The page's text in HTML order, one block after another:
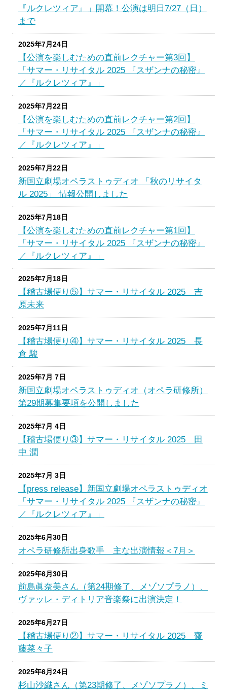
『ルクレツィア』」開幕！公演は明日7/27（日）
まで
2025年7月24日
【公演を楽しむための直前レクチャー第3回】
「サマー・リサイタル 2025 『スザンナの秘密』
／『ルクレツィア』」
2025年7月22日
【公演を楽しむための直前レクチャー第2回】
「サマー・リサイタル 2025 『スザンナの秘密』
／『ルクレツィア』」
2025年7月22日
新国立劇場オペラストゥディオ 「秋のリサイタ
ル 2025」 情報公開しました
2025年7月18日
【公演を楽しむための直前レクチャー第1回】
「サマー・リサイタル 2025 『スザンナの秘密』
／『ルクレツィア』」
2025年7月18日
【稽古場便り⑤】サマー・リサイタル 2025 吉
原未来
2025年7月11日
【稽古場便り④】サマー・リサイタル 2025 長
倉 駿
2025年7月 7日
新国立劇場オペラストゥディオ（オペラ研修所）
第29期募集要項を公開しました
2025年7月 4日
【稽古場便り③】サマー・リサイタル 2025 田
中 潤
2025年7月 3日
【press release】新国立劇場オペラストゥディオ
「サマー・リサイタル 2025 『スザンナの秘密』
／『ルクレツィア』」
2025年6月30日
オペラ研修所出身歌手 主な出演情報＜7月＞
2025年6月30日
前島眞奈美さん（第24期修了、メゾソプラノ）、
ヴァッレ・ディトリア音楽祭に出演決定！
2025年6月27日
【稽古場便り②】サマー・リサイタル 2025 齋
藤菜々子
2025年6月24日
杉山沙織さん（第23期修了、メゾソプラノ）、ミ